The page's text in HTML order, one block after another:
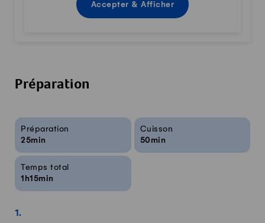
Accepter & Afficher
Préparation
Infos sur la recette
Préparation
25min
Cuisson
50min
Temps total
1h15min